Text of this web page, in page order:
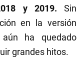
y 2019. Sin
en la versión
ha quedado
grandes hitos.